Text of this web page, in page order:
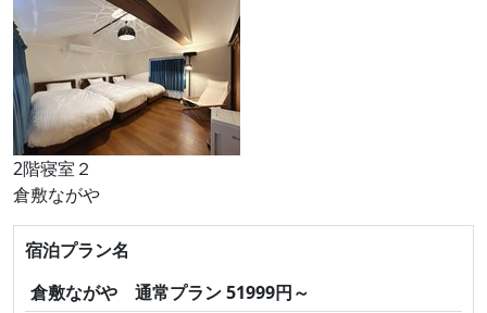
2階寝室２
倉敷ながや
宿泊プラン名
倉敷ながや 通常プラン 51999円～